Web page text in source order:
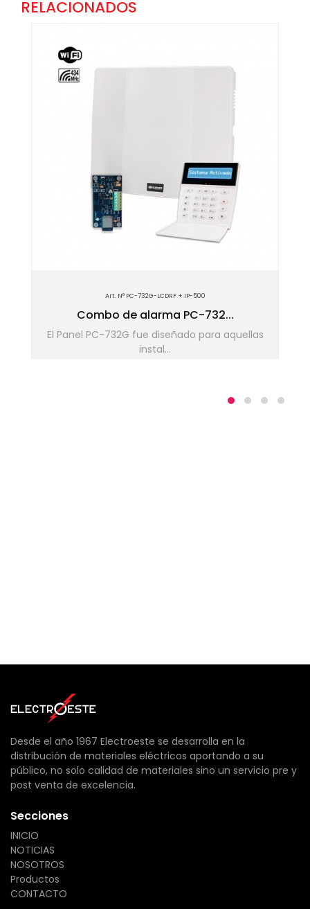
RELACIONADOS
Art. N° PC-732G-LCDRF + IP-500
Combo de alarma PC-732...
El Panel PC-732G fue diseñado para aquellas
instal...
Desde el año 1967 Electroeste se desarrolla en la
distribución de materiales eléctricos aportando a su
público, no solo calidad de materiales sino un servicio pre y
post venta de excelencia.
Secciones
INICIO
NOTICIAS
NOSOTROS
Productos
CONTACTO